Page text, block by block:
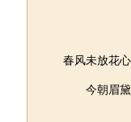
春风未放花
今朝眉